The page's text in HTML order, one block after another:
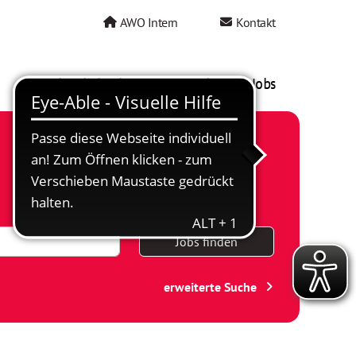
AWO Intern Kontakt
AWO als Arbeitgeber Mein AWO Jobs
Jobs finden
erweiterte Suche